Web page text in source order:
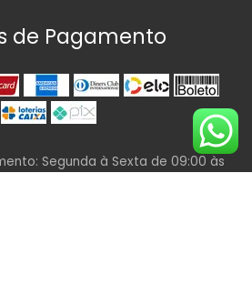
de Pagamento
Segunda à Sexta de 09:00 às